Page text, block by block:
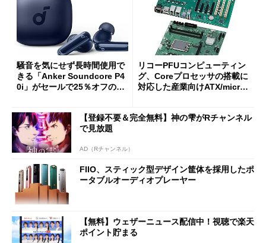
騒音を気にせず長時間使用で
きる「Anker Soundcore P4
0i」がセールで25％オフの59
リコーPFUコンピューティン
グ、Coreプロセッサの搭載に
対応した産業向けATX/micro
【登録不要＆完全無料】神の雫がRチャンネル
で見放題
AD（Rチャンネル）
FIIO、スティック型デザイン筐体を採用したポ
ータブルオーディオプレーヤー
【無料】ウェザーニュース配信中！視聴で楽天
ポイント貯まる